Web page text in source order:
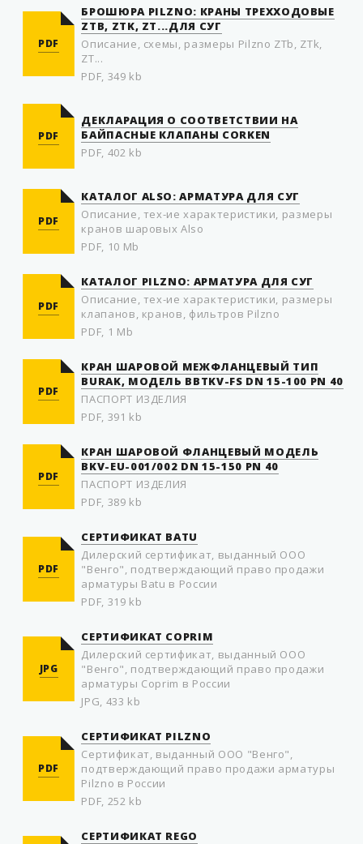
PDF
БРОШЮРА PILZNO: КРАНЫ ТРЕХХОДОВЫЕ
ZTB, ZTK, ZT...ДЛЯ СУГ
Описание, схемы, размеры Pilzno ZTb, ZTk,
ZT...
PDF, 349 kb
PDF
ДЕКЛАРАЦИЯ О СООТВЕТСТВИИ НА
БАЙПАСНЫЕ КЛАПАНЫ CORKEN
PDF, 402 kb
PDF
КАТАЛОГ ALSO: АРМАТУРА ДЛЯ СУГ
Описание, тех-ие характеристики, размеры
кранов шаровых Also
PDF, 10 Mb
PDF
КАТАЛОГ PILZNO: АРМАТУРА ДЛЯ СУГ
Описание, тех-ие характеристики, размеры
клапанов, кранов, фильтров Pilzno
PDF, 1 Mb
PDF
КРАН ШАРОВОЙ МЕЖФЛАНЦЕВЫЙ ТИП
BURAK, МОДЕЛЬ BBTKV-FS DN 15-100 PN 40
ПАСПОРТ ИЗДЕЛИЯ
PDF, 391 kb
PDF
КРАН ШАРОВОЙ ФЛАНЦЕВЫЙ МОДЕЛЬ
BKV-EU-001/002 DN 15-150 PN 40
ПАСПОРТ ИЗДЕЛИЯ
PDF, 389 kb
PDF
СЕРТИФИКАТ BATU
Дилерский сертификат, выданный ООО
"Венго", подтверждающий право продажи
арматуры Batu в России
PDF, 319 kb
JPG
СЕРТИФИКАТ COPRIM
Дилерский сертификат, выданный ООО
"Венго", подтверждающий право продажи
арматуры Coprim в России
JPG, 433 kb
PDF
СЕРТИФИКАТ PILZNO
Cертификат, выданный ООО "Венго",
подтверждающий право продажи арматуры
Pilzno в России
PDF, 252 kb
СЕРТИФИКАТ REGO